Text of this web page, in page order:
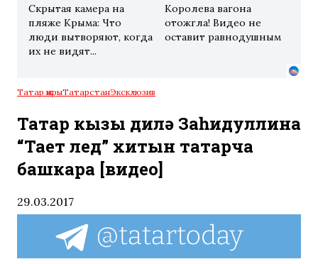
Скрытая камера на
пляже Крыма: Что
люди вытворяют, когда
их не видят...
Королева вагона
отожгла! Видео не
оставит равнодушным
Татар җырыТатарстанЭксклюзив
Татар кызы Әдилә Заһидуллина
“Тает лед” хитын татарча
башкара [видео]
29.03.2017